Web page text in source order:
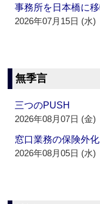
事務所を日本橋に
2026年07月15日 (水)
無季言
三つのPUSH
2026年08月07日 (金)
窓口業務の保険外
2026年08月05日 (水)